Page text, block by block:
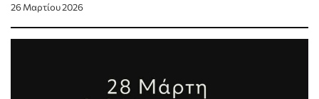
26 Μαρτίου 2026